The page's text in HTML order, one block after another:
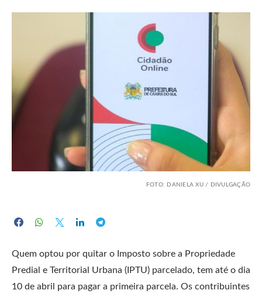
FOTO: DANIELA XU / DIVULGAÇÃO
Quem optou por quitar o Imposto sobre a Propriedade
Predial e Territorial Urbana (IPTU) parcelado, tem até o dia
10 de abril para pagar a primeira parcela. Os contribuintes